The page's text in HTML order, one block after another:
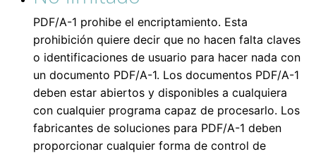
PDF/A-1 prohibe el encriptamiento. Esta
prohibición quiere decir que no hacen falta claves
o identificaciones de usuario para hacer nada con
un documento PDF/A-1. Los documentos PDF/A-1
deben estar abiertos y disponibles a cualquiera
con cualquier programa capaz de procesarlo. Los
fabricantes de soluciones para PDF/A-1 deben
proporcionar cualquier forma de control de